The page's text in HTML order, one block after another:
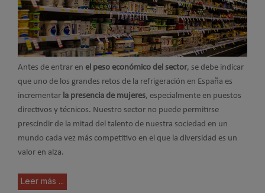
Antes de entrar en el peso económico del sector, se debe indicar
que uno de los grandes retos de la refrigeración en España es
incrementar la presencia de mujeres, especialmente en puestos
directivos y técnicos. Nuestro sector no puede permitirse
prescindir de la mitad del talento de nuestra sociedad en un
mundo cada vez más competitivo en el que la diversidad es un
valor en alza.
Leer más ...